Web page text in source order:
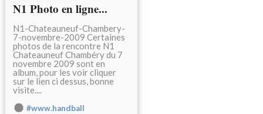
N1 Photo en ligne...
N1-Chateauneuf-Chambery-
7-novembre-2009 Certaines
photos de la rencontre N1
Chateauneuf Chambéry du 7
novembre 2009 sont en
album, pour les voir cliquer
sur le lien ci dessus, bonne
visite....
#www.handball